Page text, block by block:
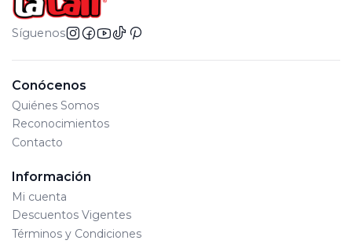
Síguenos
Conócenos
Quiénes Somos
Reconocimientos
Contacto
Información
Mi cuenta
Descuentos Vigentes
Términos y Condiciones